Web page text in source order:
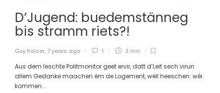
D’Jugend: buedemstänneg
bis stramm riets?!
Guy Kaiser, 7 years ago 1 3 min
Aus dem leschte Politmonitor geet ervir, datt d’Leit sech virun
allem Gedanke maachen ëm de Logement, wëll heeschen: wéi
kommen...